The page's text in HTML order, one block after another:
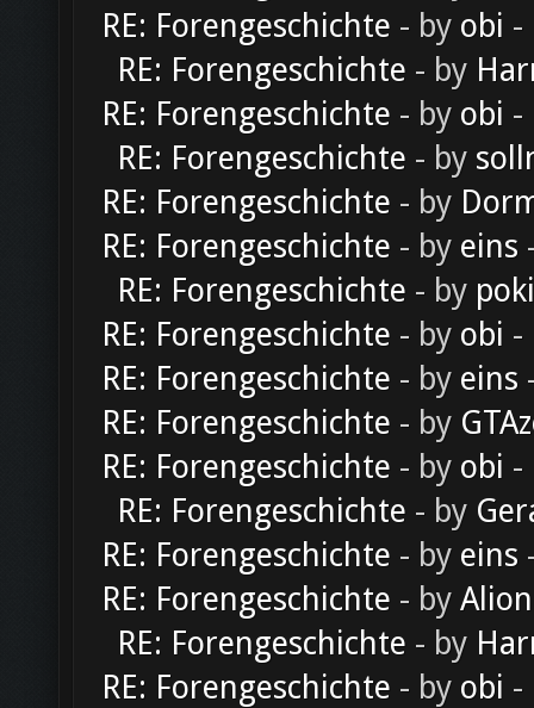
RE: Forengeschichte - by obi -
RE: Forengeschichte - by
RE: Forengeschichte - by obi -
RE: Forengeschichte - by
RE: Forengeschichte - by
RE: Forengeschichte - by eins
RE: Forengeschichte - by
RE: Forengeschichte - by obi -
RE: Forengeschichte - by eins
RE: Forengeschichte - by
RE: Forengeschichte - by obi -
RE: Forengeschichte - by
RE: Forengeschichte - by eins
RE: Forengeschichte - by Alion
RE: Forengeschichte - by
RE: Forengeschichte - by obi -